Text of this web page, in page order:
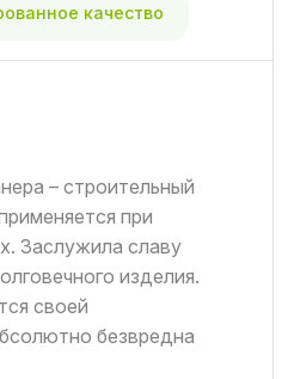
качество
– строительный
при
Заслужила славу
изделия.
своей
безвредна